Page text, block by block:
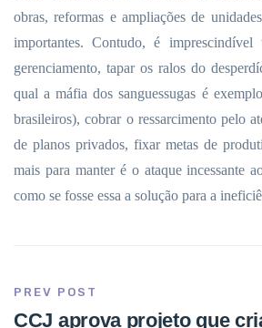
obras, reformas e ampliações de
importantes. Contudo, é imprescindível
gerenciamento, tapar os ralos do
qual a máfia dos sanguessugas é
brasileiros), cobrar o ressarcimento pelo
de planos privados, fixar metas de
mais para manter é o ataque incessante
como se fosse essa a solução para a
PREV POST
CCJ aprova projeto que